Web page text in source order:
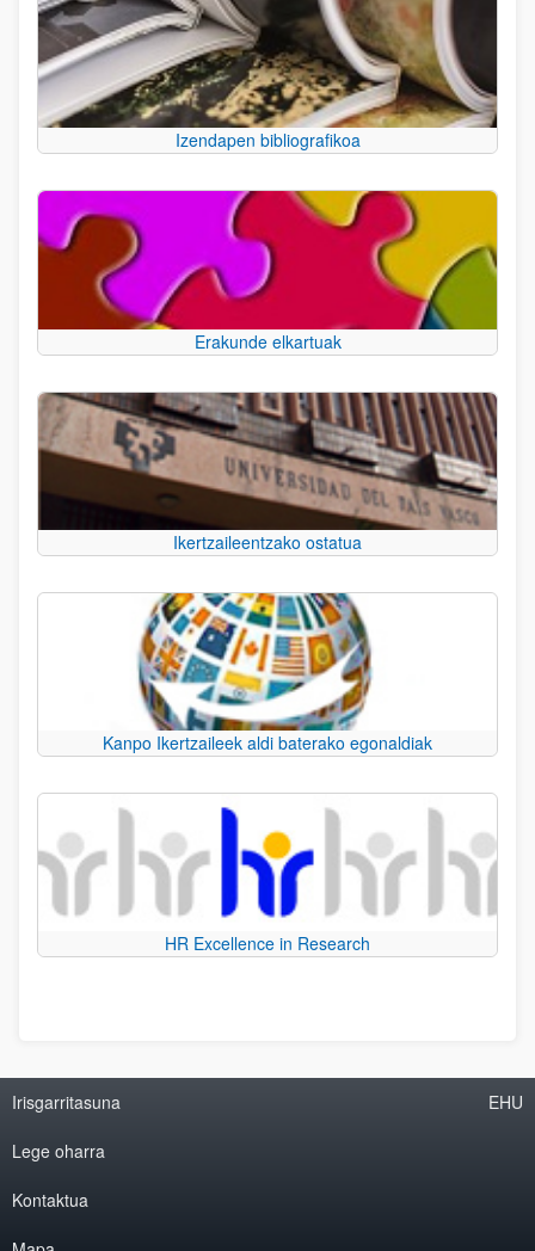
Izendapen bibliografikoa
Erakunde elkartuak
Ikertzaileentzako ostatua
Kanpo Ikertzaileek aldi baterako egonaldiak
HR Excellence in Research
Irisgarritasuna
Lege oharra
Kontaktua
EHU